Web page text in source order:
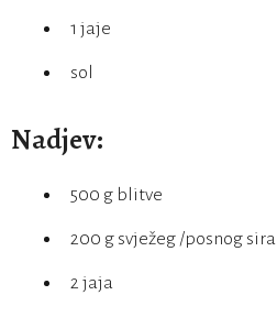
1 jaje
sol
Nadjev:
500 g blitve
200 g svježeg /posnog sira
2 jaja